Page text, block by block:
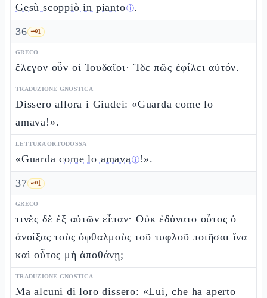
Gesù scoppiò in piantoⓘ.
36 🗝️1
GRECO
ἔλεγον οὖν οἱ Ἰουδαῖοι· Ἴδε πῶς ἐφίλει αὐτόν.
TRADUZIONE GNOSTICA
Dissero allora i Giudei: «Guarda come lo
amava!».
LETTURA ORTODOSSA
«Guardacome lo amavaⓘ !».
37 🗝️1
GRECO
τινὲς δὲ ἐξ αὐτῶν εἶπαν· Οὐκ ἐδύνατο οὗτος ὁ
ἀνοίξας τοὺς ὀφθαλμοὺς τοῦ τυφλοῦ ποιῆσαι ἵνα
καὶ οὗτος μὴ ἀποθάνῃ;
TRADUZIONE GNOSTICA
Ma alcuni di loro dissero: «Lui, che ha aperto